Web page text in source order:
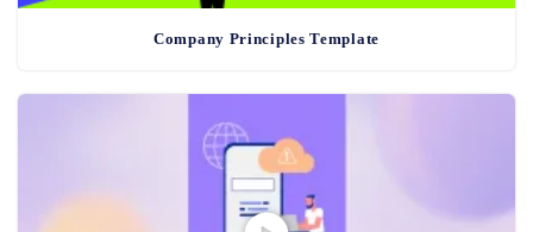
Company Principles Template